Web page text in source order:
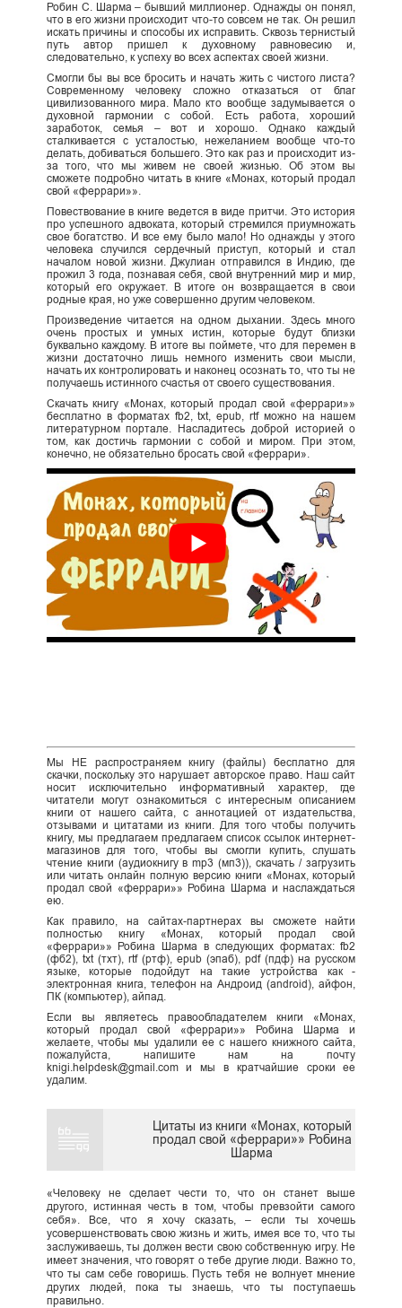
Робин С. Шарма – бывший миллионер. Однажды он понял,
что в его жизни происходит что-то совсем не так. Он решил
искать причины и способы их исправить. Сквозь тернистый
путь автор пришел к духовному равновесию и,
следовательно, к успеху во всех аспектах своей жизни.
Смогли бы вы все бросить и начать жить с чистого листа?
Современному человеку сложно отказаться от благ
цивилизованного мира. Мало кто вообще задумывается о
духовной гармонии с собой. Есть работа, хороший
заработок, семья – вот и хорошо. Однако каждый
сталкивается с усталостью, нежеланием вообще что-то
делать, добиваться большего. Это как раз и происходит из-
за того, что мы живем не своей жизнью. Об этом вы
сможете подробно читать в книге «Монах, который продал
свой «феррари»».
Повествование в книге ведется в виде притчи. Это история
про успешного адвоката, который стремился приумножать
свое богатство. И все ему было мало! Но однажды у этого
человека случился сердечный приступ, который и стал
началом новой жизни. Джулиан отправился в Индию, где
прожил 3 года, познавая себя, свой внутренний мир и мир,
который его окружает. В итоге он возвращается в свои
родные края, но уже совершенно другим человеком.
Произведение читается на одном дыхании. Здесь много
очень простых и умных истин, которые будут близки
буквально каждому. В итоге вы поймете, что для перемен в
жизни достаточно лишь немного изменить свои мысли,
начать их контролировать и наконец осознать то, что ты не
получаешь истинного счастья от своего существования.
Скачать книгу «Монах, который продал свой «феррари»»
бесплатно в форматах fb2, txt, epub, rtf можно на нашем
литературном портале. Насладитесь доброй историей о
том, как достичь гармонии с собой и миром. При этом,
конечно, не обязательно бросать свой «феррари».
Мы НЕ распространяем книгу (файлы) бесплатно для
скачки, поскольку это нарушает авторское право. Наш сайт
носит исключительно информативный характер, где
читатели могут ознакомиться с интересным описанием
книги от нашего сайта, с аннотацией от издательства,
отзывами и цитатами из книги. Для того чтобы получить
книгу, мы предлагаем предлагаем список ссылок интернет-
магазинов для того, чтобы вы смогли купить, слушать
чтение книги (аудиокнигу в mp3 (мп3)), скачать / загрузить
или читать онлайн полную версию книги «Монах, который
продал свой «феррари»» Робина Шарма и наслаждаться
ею.
Как правило, на сайтах-партнерах вы сможете найти
полностью книгу «Монах, который продал свой
«феррари»» Робина Шарма в следующих форматах: fb2
(фб2), txt (тхт), rtf (ртф), epub (эпаб), pdf (пдф) на русском
языке, которые подойдут на такие устройства как -
электронная книга, телефон на Андроид (android), айфон,
ПК (компьютер), айпад.
Если вы являетесь правообладателем книги «Монах,
который продал свой «феррари»» Робина Шарма и
желаете, чтобы мы удалили ее с нашего книжного сайта,
пожалуйста, напишите нам на почту
knigi.helpdesk@gmail.com и мы в кратчайшие сроки ее
удалим.
Цитаты из книги «Монах, который
продал свой «феррари»» Робина
Шарма
«Человеку не сделает чести то, что он станет выше
другого, истинная честь в том, чтобы превзойти самого
себя». Все, что я хочу сказать, – если ты хочешь
усовершенствовать свою жизнь и жить, имея все то, что ты
заслуживаешь, ты должен вести свою собственную игру. Не
имеет значения, что говорят о тебе другие люди. Важно то,
что ты сам себе говоришь. Пусть тебя не волнует мнение
других людей, пока ты знаешь, что ты поступаешь
правильно.